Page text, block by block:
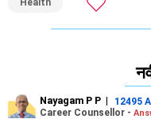
Health
Nayagam P P | 12495
Career Counsellor -